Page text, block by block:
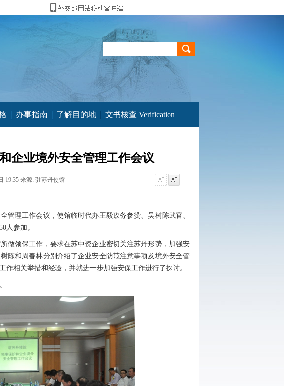
办事指南 了解目的地 文书核查 Verification
企业境外安全管理工作会议
19:35 来源: 驻苏丹使馆
理工作会议，使馆临时代办王毅政务参赞、吴树陈武官、
人参加。
领保工作，要求在苏中资企业密切关注苏丹形势，加强安
陈和周春林分别介绍了企业安全防范注意事项及境外安全管
相关举措和经验，并就进一步加强安保工作进行了探讨。